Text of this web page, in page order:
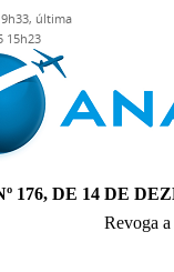
última
15h23
176, DE 14 DE
Revoga